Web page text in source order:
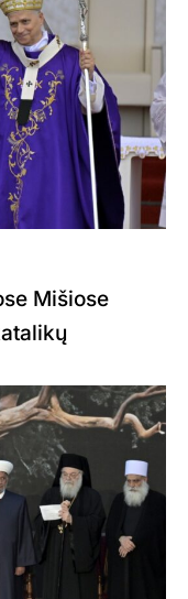
Mišiose